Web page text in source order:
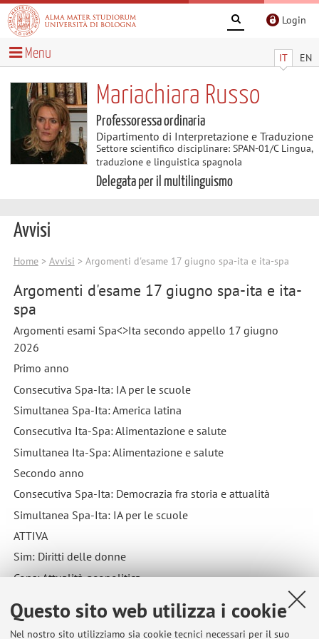
Questo sito web utilizza i cookie
Nel nostro sito utilizziamo sia cookie tecnici necessari per il suo
Login
IT EN
Menu
Mariachiara Russo
Professoressa ordinaria
Dipartimento di Interpretazione e Traduzione
Settore scientifico disciplinare: SPAN-01/C Lingua,
traduzione e linguistica spagnola
Delegata per il multilinguismo
Avvisi
Home> Avvisi > Argomenti d'esame 17 giugno spa-ita e ita-spa
Argomenti d'esame 17 giugno spa-ita e ita-
spa
Argomenti esami Spa<>Ita secondo appello 17 giugno
2026
Primo anno
Consecutiva Spa-Ita: IA per le scuole
Simultanea Spa-Ita: America latina
Consecutiva Ita-Spa: Alimentazione e salute
Simultanea Ita-Spa: Alimentazione e salute
Secondo anno
Consecutiva Spa-Ita: Democrazia fra storia e attualità
Simultanea Spa-Ita: IA per le scuole
ATTIVA
Sim: Diritti delle donne
Cons: Attualità geopolitica